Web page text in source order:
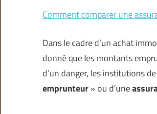
Comment comparer une
Dans le cadre d’un achat
donné que les montants
d’un danger, les institutions
emprunteur» ou d’une